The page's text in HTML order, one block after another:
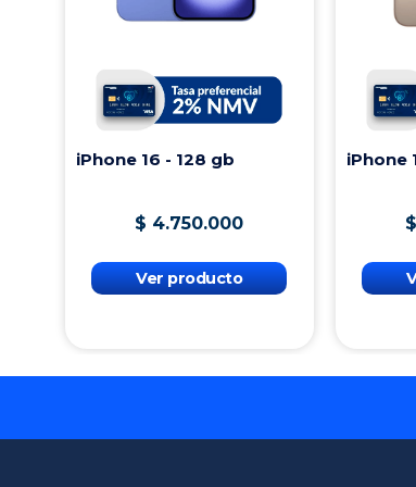
iPhone 16 - 128 gb
$ 4.750.000
Ver producto
iPhone
$